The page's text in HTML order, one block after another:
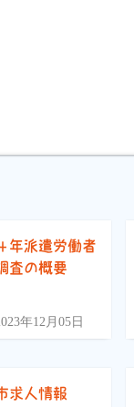
年派遣労働者
査の概要
年12月05日
求人情報